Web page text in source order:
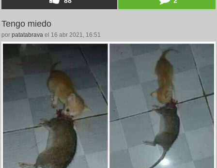
Tengo miedo
por patatabrava el 16 abr 2021, 16:51